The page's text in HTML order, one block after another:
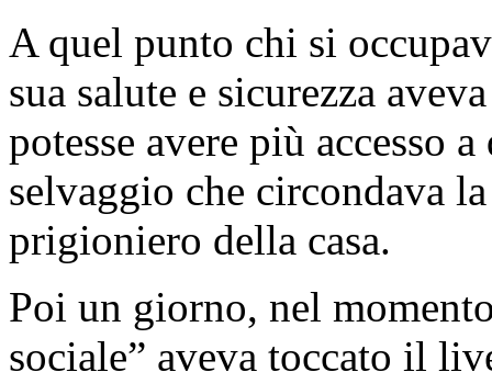
A quel punto chi si
sua salute e sicurezza
potesse avere più accesso
selvaggio che circondava
prigioniero della casa.
Poi un giorno, nel
sociale” aveva toccato il